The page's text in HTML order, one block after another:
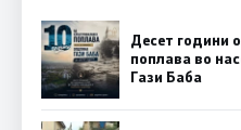
Десет години
поплава во
Гази Баба